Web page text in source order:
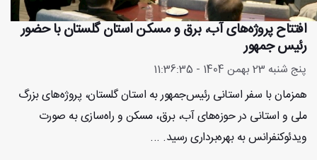
افتتاح پروژه‌های آب، برق و مسکن استان گلستان با حضور
رئیس جمهور
پنج شنبه 23 بهمن 1404 - 11:36:35
همزمان با سفر استانی رئیس‌جمهور به استان گلستان، پروژه‌های بزرگ
ملی و استانی در حوزه‌های آب، برق، مسکن و راه‌سازی به صورت
ویدئوکنفرانس به بهره‌برداری رسید. ...